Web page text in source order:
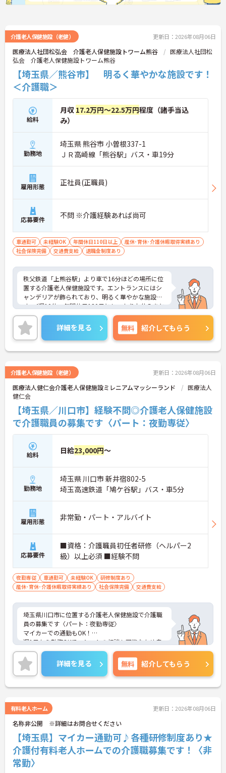
介護老人保健施設（老健） 更新日：2026年08月06日
医療法人社団松弘会 介護老人保健施設トワーム熊谷
医療法人社団松
弘会 介護老人保健施設トワーム熊谷
【埼玉県／熊谷市】 明るく華やかな施設です！
＜介護職＞
給料
月収 17.2万円～22.5万円程度（諸手当込
み）
勤務地
埼玉県 熊谷市 小曽根337-1
ＪＲ高崎線「熊谷駅」バス・車19分
雇用形態 正社員(正職員)
応募要件 不問 ※介護経験あれば尚可
車通勤可 未経験OK 年間休日110日以上
産休･育休･介護休暇取得実績あり
社会保険完備
交通費支給 退職金制度あり
秩父鉄道「上熊谷駅」より車で16分ほどの場所に位
置する介護老人保健施設です。エントランスにはシ
ャンデリアが飾られており、明るく華やかな施設で
す。4週10休、年間休日120日としっかりお休みをと
れますので、ワークライフバランスを重視して働き
たい方におすすめです。ご興味のある方には詳細を
お話しますので、お気軽にお問い合わせください。
詳細を見る 無料 紹介してもらう
介護老人保健施設（老健） 更新日：2026年08月06日
医療法人健仁会介護老人保健施設ミレニアムマッシーランド
医療法人
健仁会
【埼玉県／川口市】経験不問◎介護老人保健施設
で介護職員の募集です〈パート：夜勤専従〉
給料 日給23,000円～
勤務地
埼玉県 川口市 新井宿802-5
埼玉高速鉄道「鳩ケ谷駅」バス・車5分
雇用形態 非常勤・パート・アルバイト
応募要件
■資格：介護職員初任者研修（ヘルパー2
級）以上必須 ■経験不問
夜勤専従 車通勤可 未経験OK
研修制度あり
産休･育休･介護休暇取得実績あり
社会保険完備 交通費支給
埼玉県川口市に位置する介護老人保健施設で介護職
員の募集です〈パート：夜勤専従〉
マイカーでの通勤もOK！
週1日から勤務OKで、シフトの相談も可能なため自
分のペースで働くことができます！しっかりとした
フォロー体制で、経験に関わらず安心してスタート
できます。
こちらの求人にご興味がございましたら面接のポイ
ントもお伝えしますので是非ご応募お待ちしており
詳細を見る 無料 紹介してもらう
有料老人ホーム 更新日：2026年08月06日
名称非公開 ※詳細はお問合せください
【埼玉県】マイカー通勤可♪各種研修制度あり★
介護付有料老人ホームでの介護職募集です！〈非
常勤〉